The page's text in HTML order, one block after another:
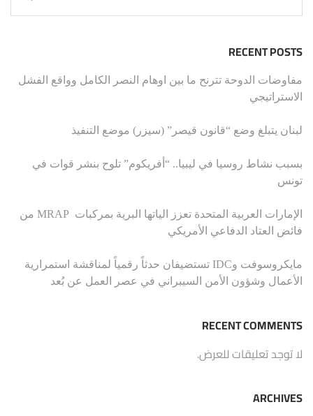
RECENT POSTS
مفاوضات الدوحة تترنح ما بين اوهام النصر الكامل وواقع الفشل
الاستراتيجي
لبنان يتبلغ وضع “قانون قيصر” (سيزر) موضع التنفيذ
بسبب نشاط روسيا في ليبيا.. “أفريكوم” تلوح بنشر قوات في
تونس
الإمارات العربية المتحدة تعزز الياتها البرية بمركبات MRAP من
فائض العتاد الدفاعي الأمريكي
مايكروسوفت وIDC تستضيفان حدثاً رقمياً لمناقشة استمرارية
الأعمال وشؤون الأمن السيبراني في عصر العمل عن بُعد
RECENT COMMENTS
لا توجد تعليقات للعرض.
ARCHIVES